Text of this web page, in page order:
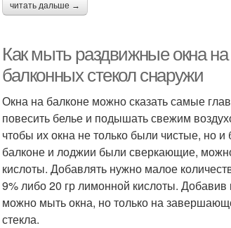
читать дальше →
Как мыть раздвижные окна
балконных стекол снаружи
Окна на балконе можно сказать самые
повесить белье и подышать свежим
чтобы их окна не только были чистые, но и
балконе и лоджии были сверкающие,
кислоты. Добавлять нужно малое
9% либо 20 гр лимонной кислоты.
можно мыть окна, но только на
стекла.